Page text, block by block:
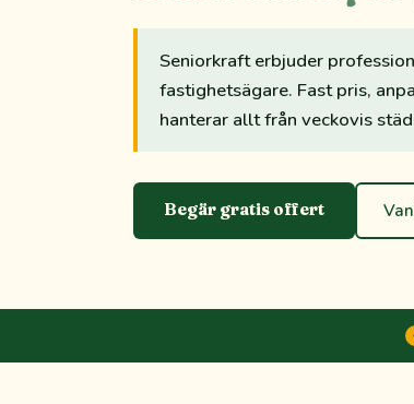
Seniorkraft erbjuder
fastighetsägare. Fast pris,
hanterar allt från veckovis
Begär gratis offert